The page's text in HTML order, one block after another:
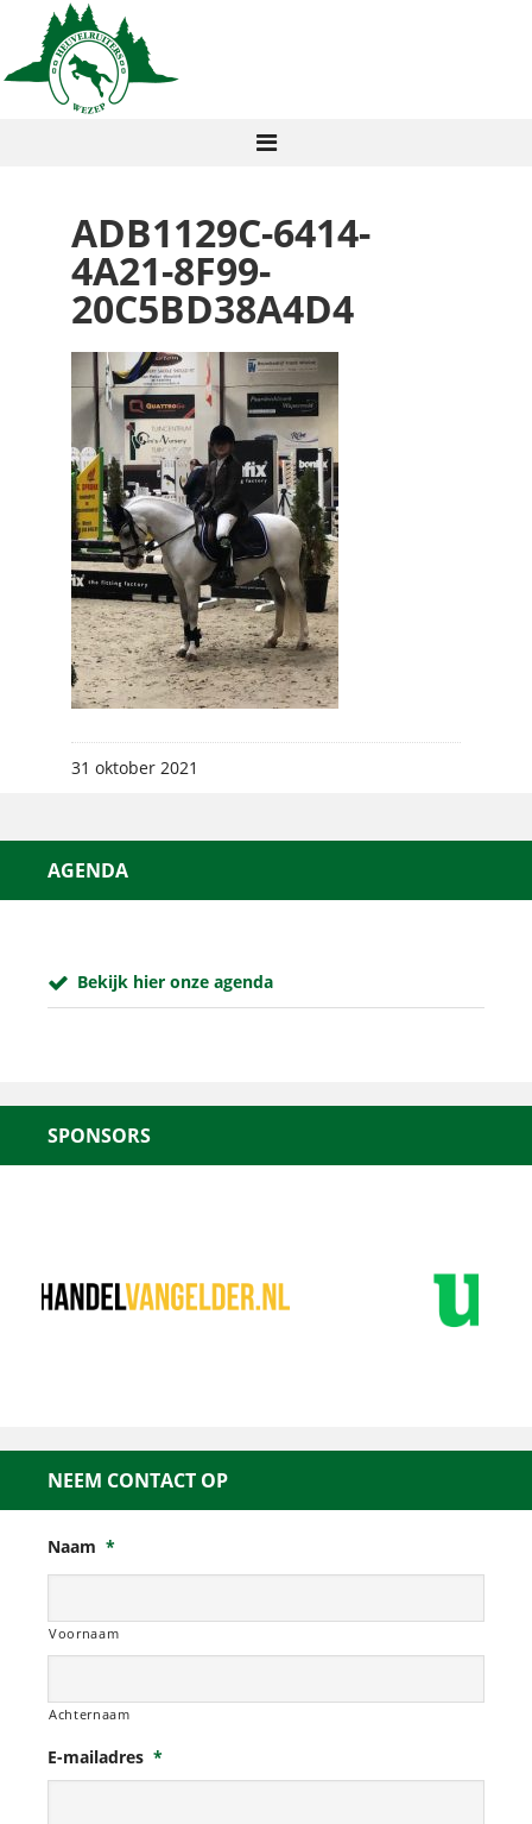
ADB1129C-6414-
4A21-8F99-
20C5BD38A4D4
31 oktober 2021
AGENDA
Bekijk hier onze agenda
SPONSORS
NEEM CONTACT OP
Naam *
Voornaam
Achternaam
E-mailadres *